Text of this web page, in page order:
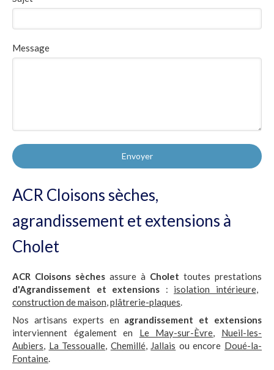
Message
Envoyer
ACR Cloisons sèches,
agrandissement et extensions à
Cholet
ACR Cloisons sèches assure à Cholet toutes prestations
d'Agrandissement et extensions : isolation intérieure,
construction de maison,plâtrerie-plaques.
Nos artisans experts en agrandissement et extensions
interviennent également en Le May-sur-Èvre, Nueil-les-
Aubiers, La Tessoualle, Chemillé, Jallais ou encore Doué-la-
Fontaine.